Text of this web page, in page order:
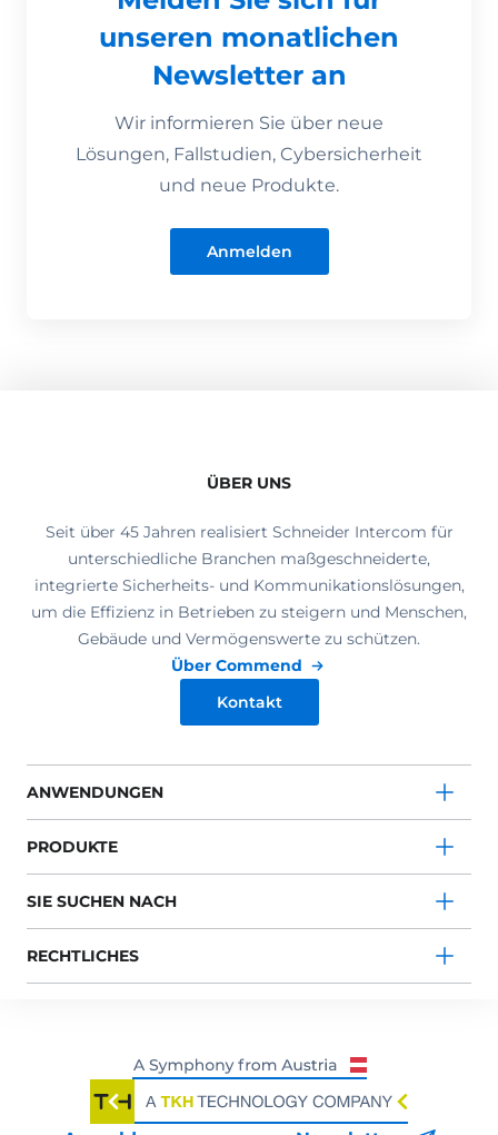
unseren monatlichen
Newsletter an
Wir informieren Sie über neue
Lösungen, Fallstudien, Cybersicherheit
und neue Produkte.
Anmelden
ÜBER UNS
Seit über 45 Jahren realisiert Schneider Intercom für
unterschiedliche Branchen maßgeschneiderte,
integrierte Sicherheits- und Kommunikationslösungen,
um die Effizienz in Betrieben zu steigern und Menschen,
Gebäude und Vermögenswerte zu schützen.
Über Commend
Kontakt
ANWENDUNGEN
PRODUKTE
SIE SUCHEN NACH
RECHTLICHES